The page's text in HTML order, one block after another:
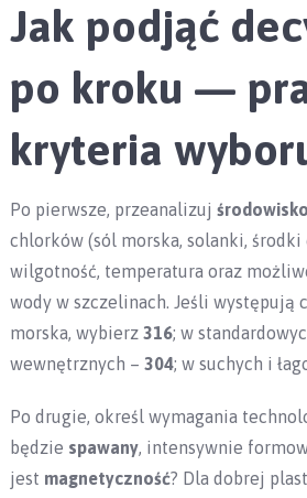
Jak podjąć
po kroku —
kryteria
Po pierwsze, przeanalizuj
chlorków (sól morska, solanki, środki
wilgotność, temperatura oraz
wody w szczelinach. Jeśli występują
morska, wybierz 316; w
wewnętrznych – 304; w suchych i
Po drugie, określ wymagania
będzie spawany, intensywnie
jest magnetyczność? Dla dobrej